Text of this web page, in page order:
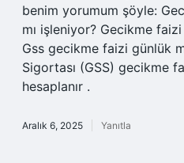
benim yorumum şöyle:
mı işleniyor? Gecikme
Gss gecikme faizi günlük
Sigortası (GSS) gecikme
hesaplanır .
Aralık 6, 2025 Yanıtla